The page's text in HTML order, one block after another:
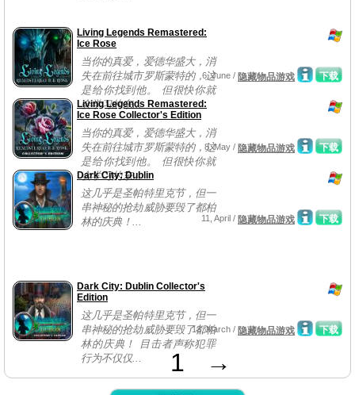
Living Legends Remastered:
Ice Rose
当你的真爱，爱德华盛大，消
失在前往城市罗斯蒙特的，这
是给你找到他。 但很快你就
会学习的东...
下载
6, June / 隐藏物品游戏
Living Legends Remastered:
Ice Rose Collector's Edition
当你的真爱，爱德华盛大，消
失在前往城市罗斯蒙特的，这
是给你找到他。 但很快你就
会学习的东...
下载
8, May / 隐藏物品游戏
Dark City: Dublin
这几乎是圣帕特里克节，但一
串神秘的抢劫威胁要毁了都柏
林的庆典！...
下载
11, April / 隐藏物品游戏
Dark City: Dublin Collector's
Edition
这几乎是圣帕特里克节，但一
串神秘的抢劫威胁要毁了都柏
林的庆典！ 目击者声称犯罪
行为不仅仅...
下载
13, March / 隐藏物品游戏
1 →